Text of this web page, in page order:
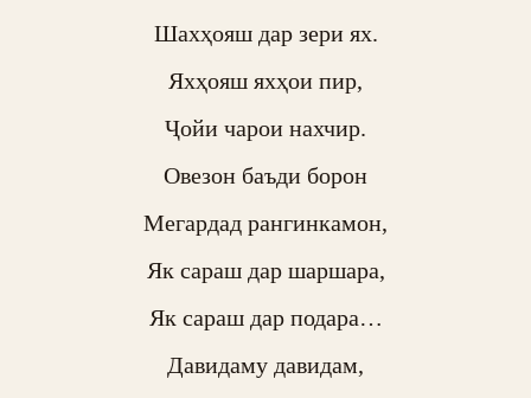
Шахҳояш дар зери ях.
Яхҳояш яхҳои пир,
Ҷойи чарои нахчир.
Овезон баъди борон
Мегардад рангинкамон,
Як сараш дар шаршара,
Як сараш дар подара…
Давидаму давидам,